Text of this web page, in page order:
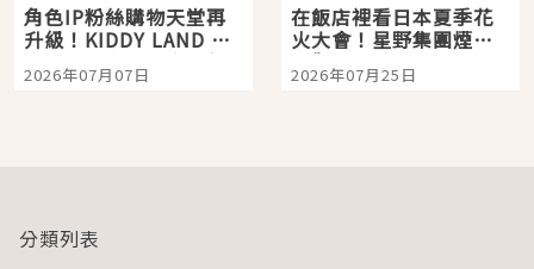
角色IP粉絲購物天堂再
升級！KIDDY LAND 原
宿店吉伊卡哇迎客，新
開幕 OMOKADO 店3分
2026年07月07日
在飯店裡看日本夏季花
火大會！星野集團煙火
景觀飯店6選，讓你不用
人擠人悠閒欣賞
2026年07月25日
分類列表